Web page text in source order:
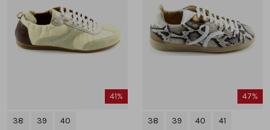
41%
38 39 40
47%
38 39 40 41